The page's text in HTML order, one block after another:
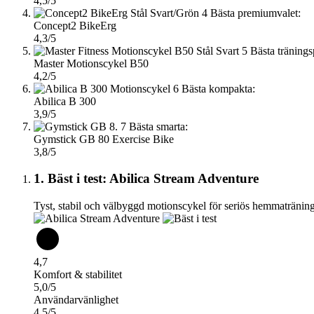
4 Bästa premiumvalet:
Concept2 BikeErg
4,3/5
5 Bästa
Master Motionscykel B50
4,2/5
6 Bästa kompakta:
Abilica B 300
3,9/5
7 Bästa smarta:
Gymstick GB 80 Exercise Bike
3,8/5
1. Bäst i test: Abilica Stream Adventure
Tyst, stabil och välbyggd motionscykel för seriös
4,7
Komfort & stabilitet
5,0/5
Användarvänlighet